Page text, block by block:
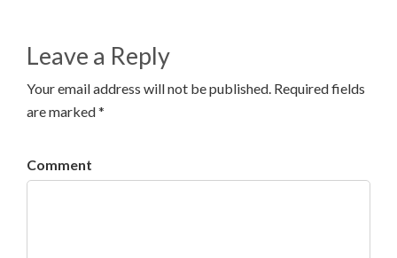
Leave a Reply
Your email address will not be published. Required fields
are marked *
Comment